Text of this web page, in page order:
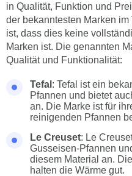
in Qualität, Funktion und
der bekanntesten Marken
ist, dass dies keine
Marken ist. Die genannten
Qualität und Funktionalität:
Tefal : Tefal ist ein
Pfannen und bietet
an. Die Marke ist für
reinigenden Pfannen
Le Creuset: Le
Gusseisen-Pfannen
diesem Material an.
halten die Wärme gut.